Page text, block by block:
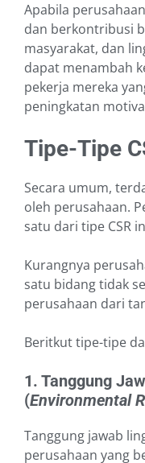
Apabila
dan berkontribusi
masyarakat, dan
dapat menambah
pekerja mereka
peningkatan
Tipe-Tipe
Secara umum,
oleh perusahaan.
satu dari tipe CSR
Kurangnya
satu bidang tidak
perusahaan dari
Beritkut tipe-tipe
1. Tanggung
(Environmental
Tanggung jawab
perusahaan yang